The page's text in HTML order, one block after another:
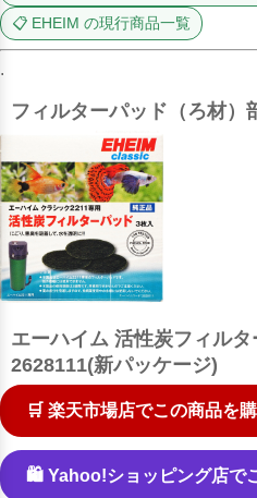
📋 EHEIM の現行商品一覧
.
フィルターパッド（ろ材）
エーハイム 活性炭フィル
2628111(新パッケージ)
🛒 楽天市場店でこの商品を
🛍️ Yahoo!ショッピング店で